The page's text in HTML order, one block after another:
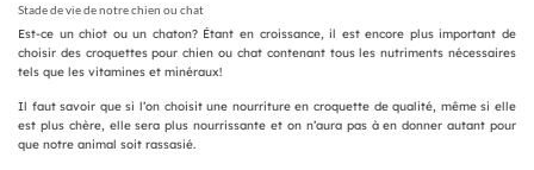
Stade de vie de notre chien ou chat
Est-ce un chiot ou un chaton? Étant en croissance, il est encore plus important de
choisir des croquettes pour chien ou chat contenant tous les nutriments nécessaires
tels que les vitamines et minéraux!
Il faut savoir que si l’on choisit une nourriture en croquette de qualité, même si elle
est plus chère, elle sera plus nourrissante et on n’aura pas à en donner autant pour
que notre animal soit rassasié.